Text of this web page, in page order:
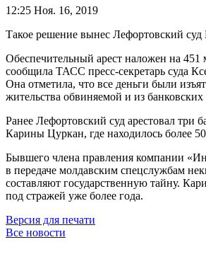
12:25 Ноя. 16, 2019
Такое решение вынес Лефортовский
Обеспечительный арест наложен на
сообщила ТАСС пресс-секретарь суда
Она отметила, что все деньги были
жительства обвиняемой и из банковских
Ранее Лефортовский суд арестовал три
Карины Цуркан, где находилось более
Бывшего члена правления компании
в передаче молдавским спецслужбам
составляют государственную тайну.
под стражей уже более года.
Версия для печати
Все новости